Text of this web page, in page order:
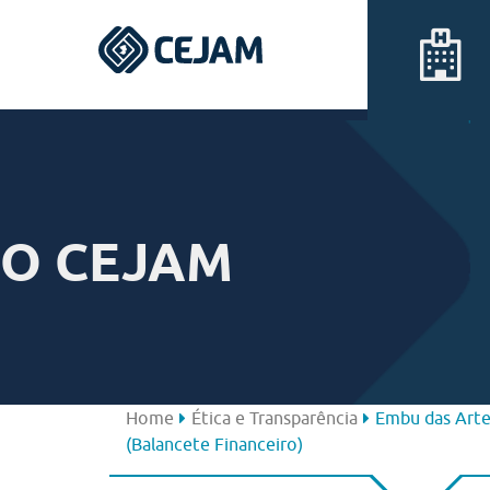
O CEJAM
Home Ética e Transparência Embu das
(Balancete Financeiro)